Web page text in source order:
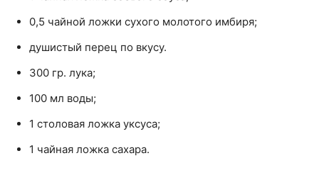
0,5 чайной ложки сухого молотого имбиря;
душистый перец по вкусу.
300 гр. лука;
100 мл воды;
1 столовая ложка уксуса;
1 чайная ложка сахара.